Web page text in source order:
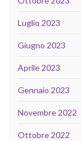
Luglio 2023
Giugno 2023
Aprile 2023
Gennaio 2023
Novembre 2022
Ottobre 2022